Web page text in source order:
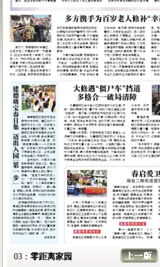
03： 零距离家园